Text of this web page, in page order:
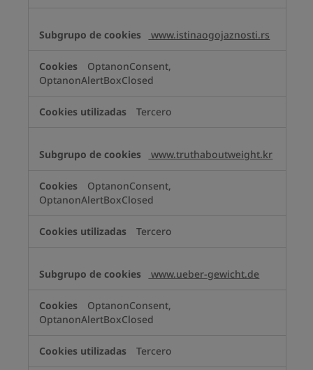
www.istinaogojaznosti.rs
OptanonConsent,
OptanonAlertBoxClosed
Tercero
www.truthaboutweight.kr
OptanonConsent,
OptanonAlertBoxClosed
Tercero
www.ueber-gewicht.de
OptanonConsent,
OptanonAlertBoxClosed
Tercero